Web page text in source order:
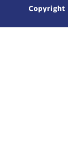
Copyright